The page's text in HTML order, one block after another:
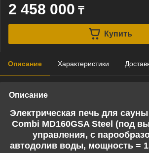
2 458 000 ₸
Купить
Описание Характеристики
Описание
Электрическая печь для
Combi MD160GSA Steel (под
управления, с
автодолив воды, мощность =